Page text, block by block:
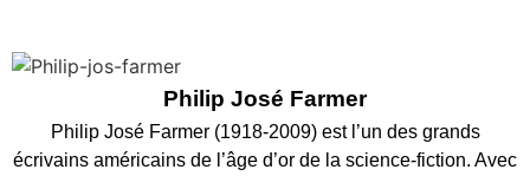
Philip José Farmer
Philip José Farmer (1918-2009) est l’un des grands
écrivains américains de l’âge d’or de la science-fiction. Avec